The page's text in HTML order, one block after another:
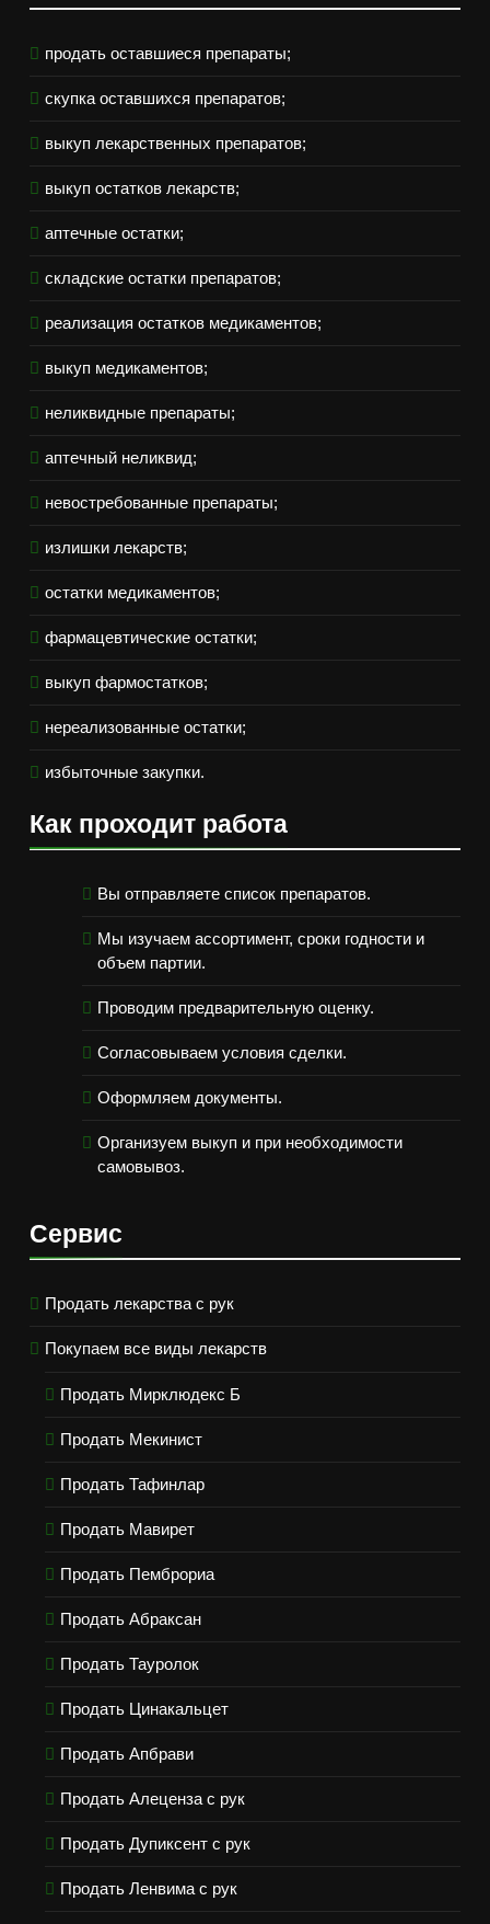
продать оставшиеся препараты;
скупка оставшихся препаратов;
выкуп лекарственных препаратов;
выкуп остатков лекарств;
аптечные остатки;
складские остатки препаратов;
реализация остатков медикаментов;
выкуп медикаментов;
неликвидные препараты;
аптечный неликвид;
невостребованные препараты;
излишки лекарств;
остатки медикаментов;
фармацевтические остатки;
выкуп фармостатков;
нереализованные остатки;
избыточные закупки.
Как проходит работа
Вы отправляете список препаратов.
Мы изучаем ассортимент, сроки годности и
объем партии.
Проводим предварительную оценку.
Согласовываем условия сделки.
Оформляем документы.
Организуем выкуп и при необходимости
самовывоз.
Сервис
Продать лекарства с рук
Покупаем все виды лекарств
Продать Мирклюдекс Б
Продать Мекинист
Продать Тафинлар
Продать Мавирет
Продать Пемброриа
Продать Абраксан
Продать Тауролок
Продать Цинакальцет
Продать Апбрави
Продать Алеценза с рук
Продать Дупиксент с рук
Продать Ленвима с рук